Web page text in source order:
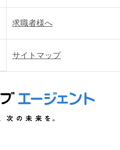
求職者様へ
サイトマップ